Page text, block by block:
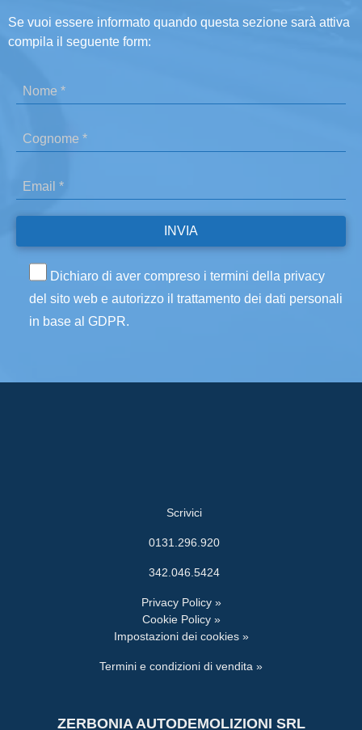
Se vuoi essere informato quando questa sezione sarà attiva
compila il seguente form:
Dichiaro di aver compreso i termini della privacy
del sito web e autorizzo il trattamento dei dati personali
in base al GDPR.
Scrivici
0131.296.920
342.046.5424
Privacy Policy »
Cookie Policy »
Impostazioni dei cookies »
Termini e condizioni di vendita »
ZERBONIA AUTODEMOLIZIONI SRL